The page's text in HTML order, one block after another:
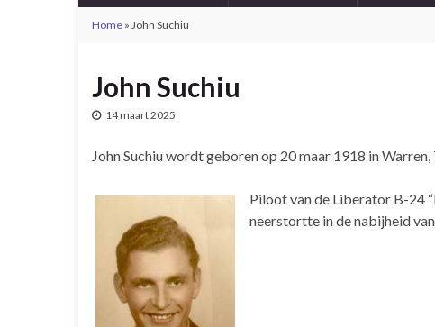
Home » John Suchiu
John Suchiu
14 maart 2025
John Suchiu wordt geboren op 20 maar 1918 in
Piloot van de Liberator B-24
neerstortte in de nabijheid